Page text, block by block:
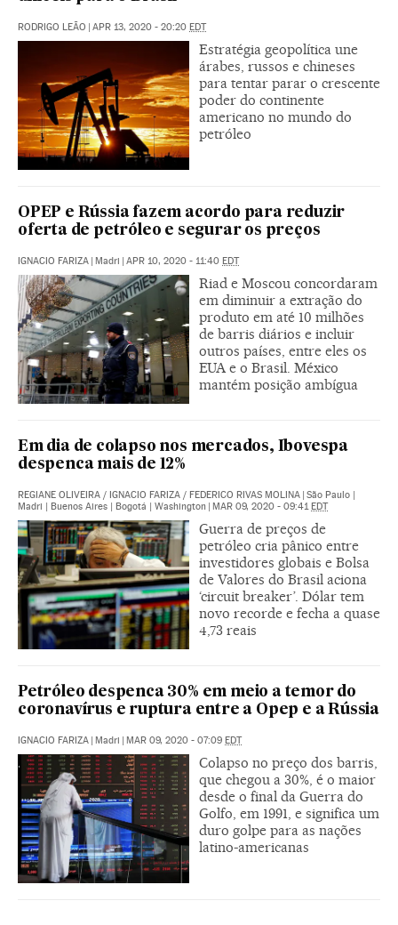
RODRIGO LEÃO APR 13, 2020 - 20:20 EDT
Estratégia geopolítica une
árabes, russos e chineses
para tentar parar o crescente
poder do continente
americano no mundo do
petróleo
OPEP e Rússia fazem acordo para reduzir
oferta de petróleo e segurar os preços
IGNACIO FARIZA Madri APR 10, 2020 - 11:40 EDT
Riad e Moscou concordaram
em diminuir a extração do
produto em até 10 milhões
de barris diários e incluir
outros países, entre eles os
EUA e o Brasil. México
mantém posição ambígua
Em dia de colapso nos mercados, Ibovespa
despenca mais de 12%
REGIANE OLIVEIRA / IGNACIO FARIZA / FEDERICO RIVAS MOLINA | São Paulo |
Madri | Buenos Aires | Bogotá | Washington | MAR 09, 2020 - 09:41EDT
Guerra de preços de
petróleo cria pânico entre
investidores globais e Bolsa
de Valores do Brasil aciona
‘circuit breaker’. Dólar tem
novo recorde e fecha a quase
4,73 reais
Petróleo despenca 30% em meio a temor do
coronavírus e ruptura entre a Opep e a Rússia
IGNACIO FARIZA | Madri | MAR 09, 2020 - 07:09 EDT
Colapso no preço dos barris,
que chegou a 30%, é o maior
desde o final da Guerra do
Golfo, em 1991, e significa um
duro golpe para as nações
latino-americanas